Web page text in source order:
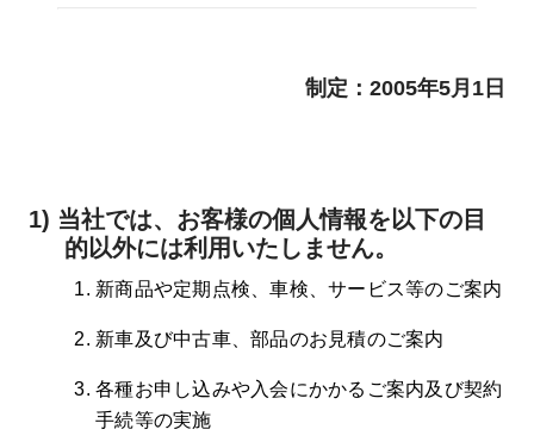
大型ウイング
Heavy Duty
中型ウイング
アルミバン
普通免許で運転できる
Light Duty
Heavy/Medium/Light Duty
The Block
Heavy Duty
Medium Duty
テールゲートリフター
製品取扱説明書
ステッカー
カスタマイズ
企業情報
生産・営業拠点
カスタマーサービス
パブコ ブランド
ヒストリー
信頼の品質
環境とリサイクル
ニュース
リコール情報
採用情報
部品発注
制定：2005年5月1日
1) 当社では、お客様の個人情報を以下の目
的以外には利用いたしません。
新商品や定期点検、車検、サービス等のご案内
新車及び中古車、部品のお見積のご案内
各種お申し込みや入会にかかるご案内及び契約
手続等の実施